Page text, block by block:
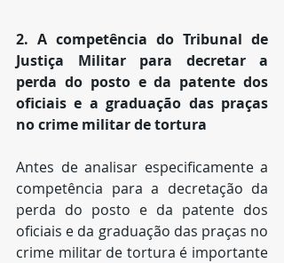
2. A competência do Tribunal de
Justiça Militar para decretar a
perda do posto e da patente dos
oficiais e a graduação das praças
no crime militar de tortura
Antes de analisar especificamente a
competência para a decretação da
perda do posto e da patente dos
oficiais e da graduação das praças no
crime militar de tortura é importante